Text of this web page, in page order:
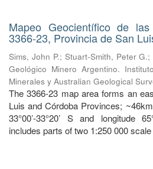
Mapeo Geocientífico de
3366-23, Provincia de San
Sims, John P.; Stuart-Smith, Peter G.;
Geológico Minero Argentino.
Minerales y Australian Geological
The 3366-23 map area forms an
Luis and Córdoba Provinces;
33°00’-33°20’ S and longitude
includes parts of two 1:250 000